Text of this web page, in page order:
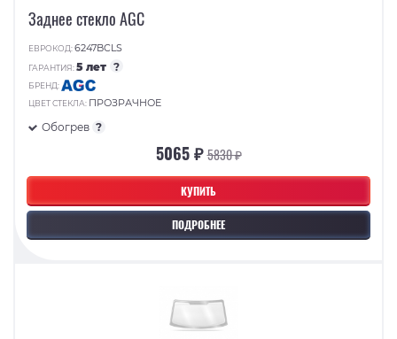
КУПИТЬ
ПОДРОБНЕЕ
Заднее стекло AGC
ЕВРОКОД:6247BCLS
ГАРАНТИЯ:5 лет ?
БРЕНД:
ЦВЕТ СТЕКЛА: ПРОЗРАЧНОЕ
Обогрев ?
5065 ₽5830 ₽